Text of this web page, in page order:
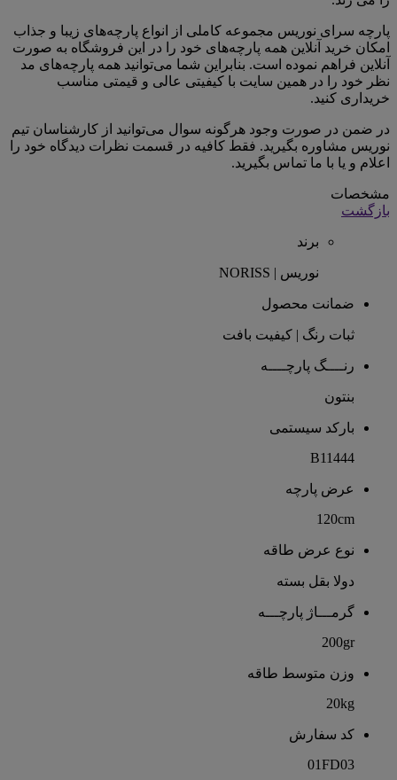
پارچه سرای نوریس مجموعه کاملی از انواع پارچه‌های زیبا و جذاب
امکان خرید آنلاین همه پارچه‌های خود را در این فروشگاه به صورت
آنلاین فراهم نموده است. بنابراین شما می‌توانید همه پارچه‌های مد
نظر خود را در همین سایت با کیفیتی عالی و قیمتی مناسب
خریداری کنید.
در ضمن در صورت وجود هرگونه سوال می‌توانید از کارشناسان تیم
نوریس مشاوره بگیرید. فقط کافیه در قسمت نظرات دیدگاه خود را
اعلام و یا با ما تماس بگیرید.
مشخصات
بازگشت
برند
نوریس | NORISS
ضمانت محصول
ثبات رنگ | کیفیت بافت
رنــــگ پارچــــه
بنتون
بارکد سیستمی
B11444
عرض پارچه
120cm
نوع عرض طاقه
دولا بقل بسته
گرمـــاژ پارچـــه
200gr
وزن متوسط طاقه
20kg
کد سفارش
01FD03